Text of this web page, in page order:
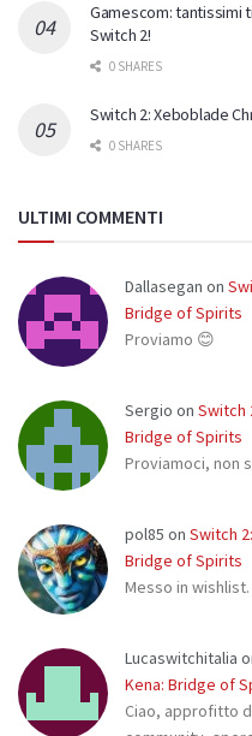
Gamescom: tantissimi
Switch 2!
0 SHARES
Switch 2: Xeboblade
0 SHARES
ULTIMI COMMENTI
Dallasegan on
Bridge of Spirits
Proviamo 😊
Sergio on Switch
Bridge of Spirits
Proviamoci, non
pol85 on Switch
Bridge of Spirits
Messo in
Lucaswitchitalia
Kena: Bridge of
Ciao, approfitto